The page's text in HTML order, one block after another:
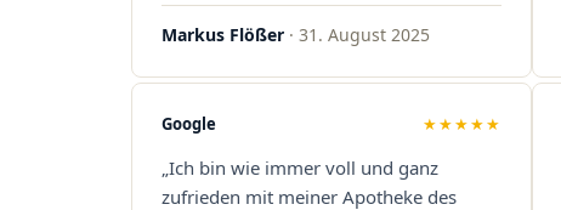
Lieferungen sind extrem zügig, was mir
dass hier Qualität, Service und
Kundenzufriedenheit an erster Stelle
Sanvivo – ich bin rundum begeistert!"
Markus Flößer · 31. August 2025
Google ★★★★★
„Ich bin wie immer voll und ganz
zufrieden mit meiner Apotheke des